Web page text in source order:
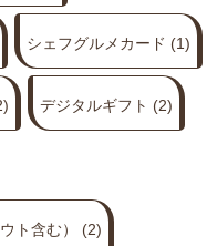
シェフグルメカード (1)
デジタルギフト (2)
ト含む） (2)